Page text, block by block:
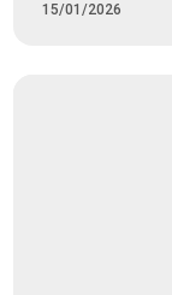
15/01/2026